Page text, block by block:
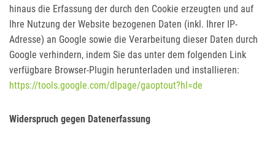
hinaus die Erfassung der durch den Cookie erzeugten und auf
Ihre Nutzung der Website bezogenen Daten (inkl. Ihrer IP-
Adresse) an Google sowie die Verarbeitung dieser Daten durch
Google verhindern, indem Sie das unter dem folgenden Link
verfügbare Browser-Plugin herunterladen und installieren:
https://tools.google.com/dlpage/gaoptout?hl=de
Widerspruch gegen Datenerfassung